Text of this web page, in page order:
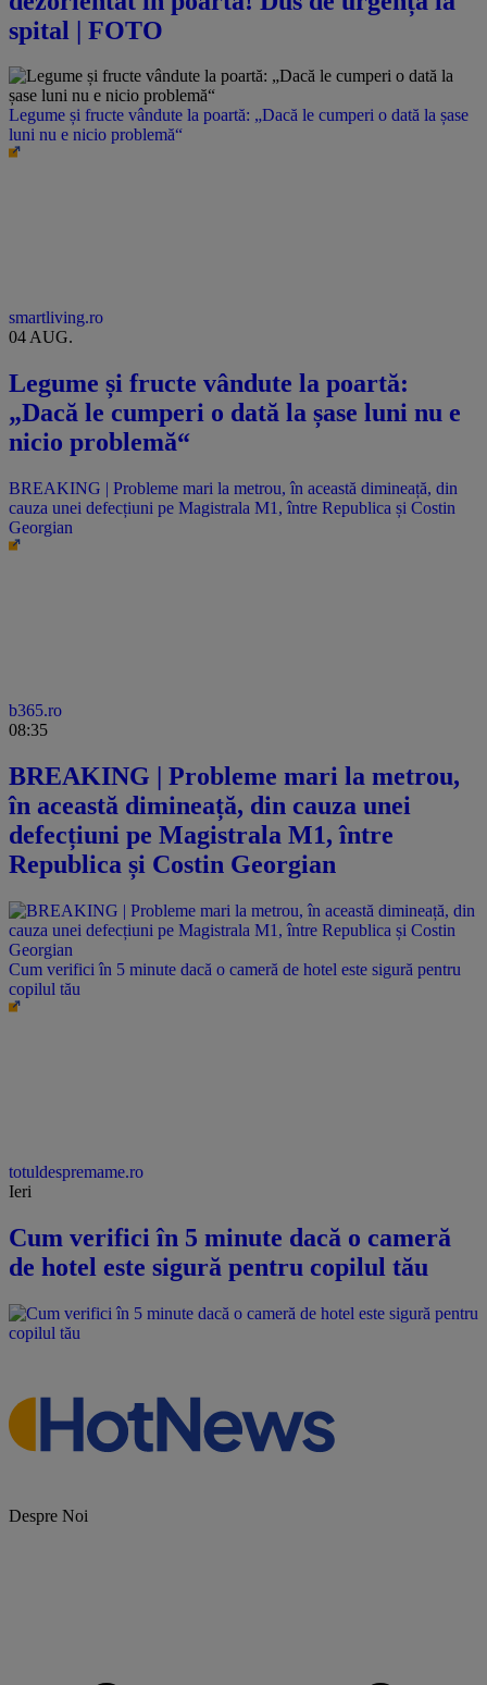
spital | FOTO
Legume și fructe vândute la poartă: „Dacă le cumperi o dată la șase
luni nu e nicio problemă“
smartliving.ro
04 AUG.
Legume și fructe vândute la poartă:
„Dacă le cumperi o dată la șase luni nu e
nicio problemă“
BREAKING | Probleme mari la metrou, în această dimineață, din
cauza unei defecțiuni pe Magistrala M1, între Republica și Costin
Georgian
b365.ro
08:35
BREAKING | Probleme mari la metrou,
în această dimineață, din cauza unei
defecțiuni pe Magistrala M1, între
Republica și Costin Georgian
Cum verifici în 5 minute dacă o cameră de hotel este sigură pentru
copilul tău
totuldespremame.ro
Ieri
Cum verifici în 5 minute dacă o cameră
de hotel este sigură pentru copilul tău
Despre Noi